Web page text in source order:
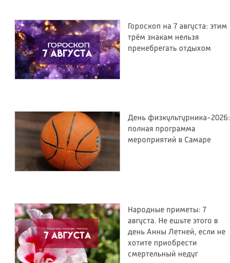
Гороскоп на 7 августа: этим
трём знакам нельзя
пренебрегать отдыхом
День физкультурника-2026:
полная программа
мероприятий в Самаре
Народные приметы: 7
августа. Не ешьте этого в
день Анны Летней, если не
хотите приобрести
смертельный недуг